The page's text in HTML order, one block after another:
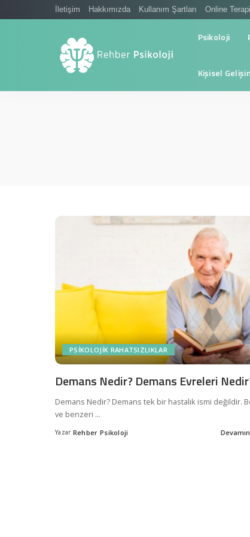
İletişim Hakkımızda Kullanım Şartları Online Terapi
Psikoloji
Kişisel
PSIKOLOJIK RAHATSIZLIKLAR
Demans Nedir? Demans Evreleri
Demans Nedir? Demans tek bir hastalık ismi değildir.
ve benzeri ...
Posted
Yazar Rehber Psikoloji